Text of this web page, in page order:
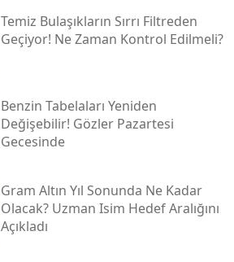
Temiz Bulaşıkların Sırrı Filtreden
Geçiyor! Ne Zaman Kontrol Edilmeli?
Benzin Tabelaları Yeniden
Değişebilir! Gözler Pazartesi
Gecesinde
Gram Altın Yıl Sonunda Ne Kadar
Olacak? Uzman Isim Hedef Aralığını
Açıkladı